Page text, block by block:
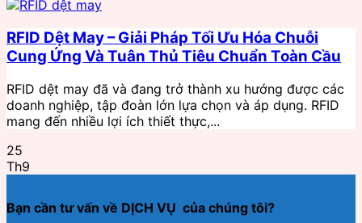
RFID Dệt May – Giải Pháp Tối Ưu Hóa Chuỗi
Cung Ứng Và Tuân Thủ Tiêu Chuẩn Toàn Cầu
RFID dệt may đã và đang trở thành xu hướng được các
doanh nghiệp, tập đoàn lớn lựa chọn và áp dụng. RFID
mang đến nhiều lợi ích thiết thực,...
25
Th9
Bạn cần tư vấn về DỊCH VỤ của chúng tôi?